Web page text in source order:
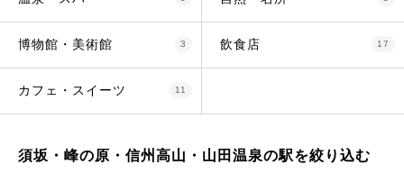
博物館・美術館 3 飲食店 17
カフェ・スイーツ 11
須坂・峰の原・信州高山・山田温泉の駅を絞り込む